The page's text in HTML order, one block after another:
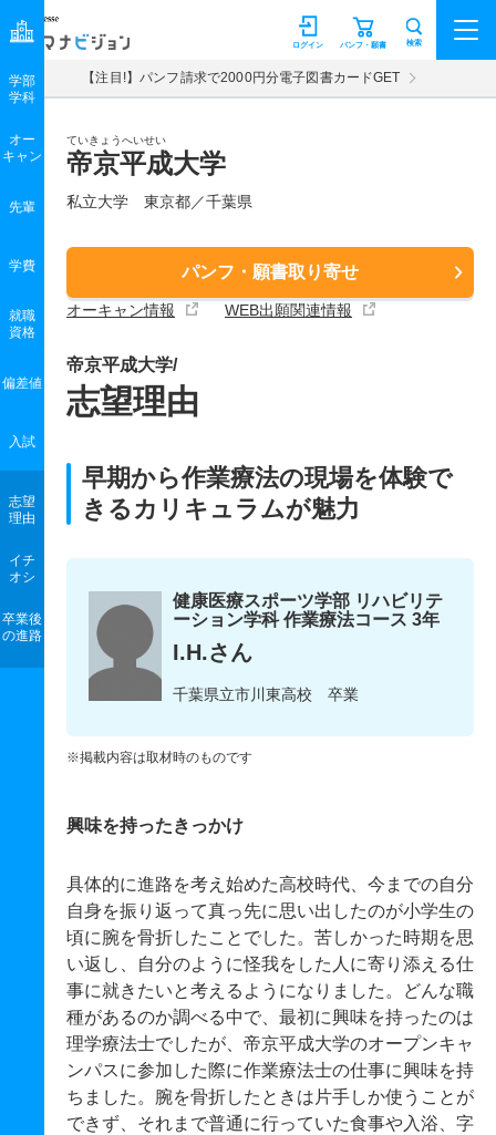
マナビジョン パンフ・願書
ログイン 検索
【注目!】パンフ請求で2000円分電子図書カードGET
ていきょうへいせい
帝京平成大学
私立大学 東京都／千葉県
パンフ・願書取り寄せ
オーキャン情報 WEB出願関連情報
学部
学科
オー
キャン
先輩
学費
就職
資格
偏差値
入試
志望
理由
イチ
オシ
卒業後
の進路
帝京平成大学/
志望理由
早期から作業療法の現場を体験で
きるカリキュラムが魅力
健康医療スポーツ学部 リハビリテ
ーション学科 作業療法コース 3年
I.H.さん
千葉県立市川東高校 卒業
※掲載内容は取材時のものです
興味を持ったきっかけ
具体的に進路を考え始めた高校時代、今までの自分
自身を振り返って真っ先に思い出したのが小学生の
頃に腕を骨折したことでした。苦しかった時期を思
い返し、自分のように怪我をした人に寄り添える仕
事に就きたいと考えるようになりました。どんな職
種があるのか調べる中で、最初に興味を持ったのは
理学療法士でしたが、帝京平成大学のオープンキャ
ンパスに参加した際に作業療法士の仕事に興味を持
ちました。腕を骨折したときは片手しか使うことが
できず、それまで普通に行っていた食事や入浴、字